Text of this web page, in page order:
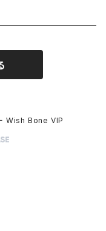
ー Wish Bone VIP